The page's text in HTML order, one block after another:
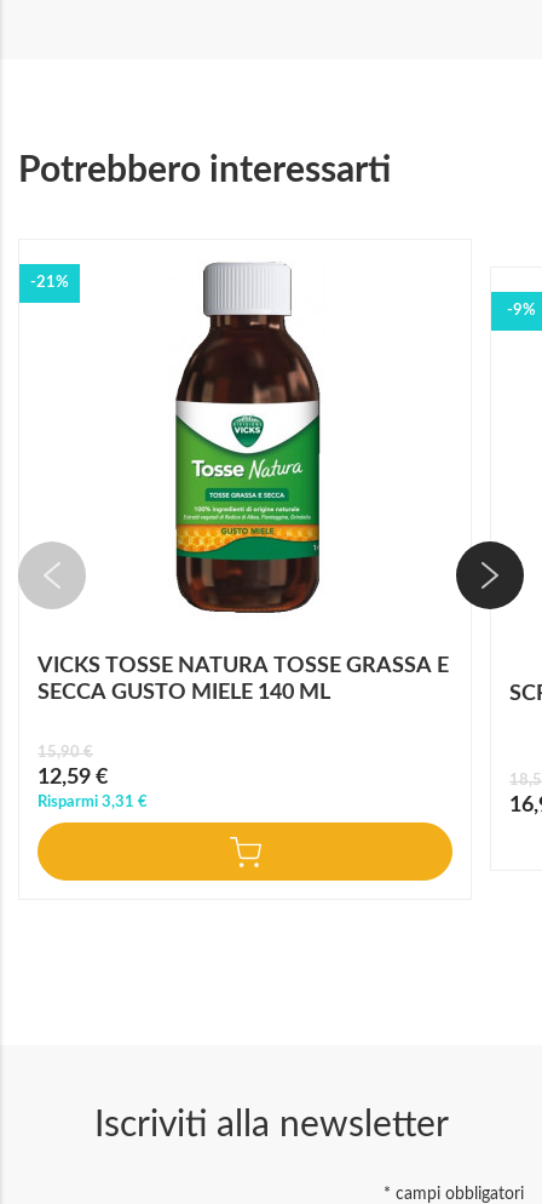
Potrebbero interessarti
-21%
VICKS TOSSE NATURA TOSSE GRASSA E
SECCA GUSTO MIELE 140 ML
Prezzo
speciale
12,59 €
15,90 €
Risparmi 3,31 €
-9%
Iscriviti alla newsletter
* campi obbligatori